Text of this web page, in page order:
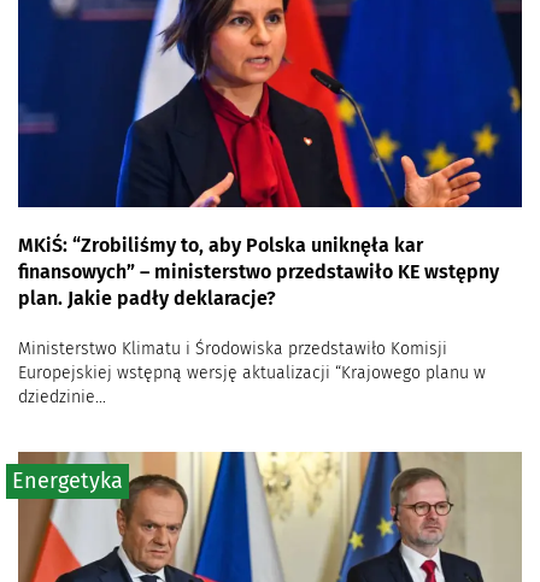
MKiŚ: “Zrobiliśmy to, aby Polska uniknęła kar
finansowych” – ministerstwo przedstawiło KE wstępny
plan. Jakie padły deklaracje?
Ministerstwo Klimatu i Środowiska przedstawiło Komisji
Europejskiej wstępną wersję aktualizacji “Krajowego planu w
dziedzinie...
Energetyka